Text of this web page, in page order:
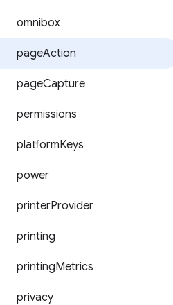
omnibox
pageAction
pageCapture
permissions
platformKeys
power
printerProvider
printing
printingMetrics
privacy